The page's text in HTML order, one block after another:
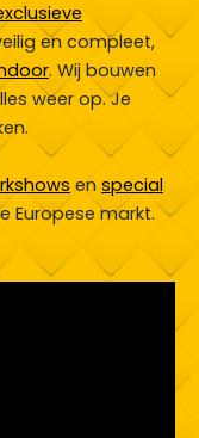
en compleet,
. Wij bouwen
weer op. Je
en special
Europese markt.